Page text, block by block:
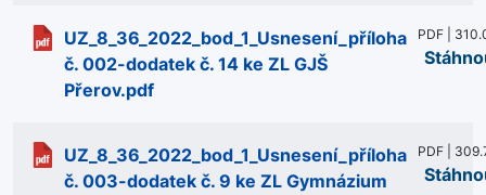
UZ_8_36_2022_bod_1_Usnesení_příloha
č. 002-dodatek č. 14 ke ZL GJŠ
Přerov.pdf
PDF |
UZ_8_36_2022_bod_1_Usnesení_příloha
č. 003-dodatek č. 9 ke ZL Gymnázium
PDF |